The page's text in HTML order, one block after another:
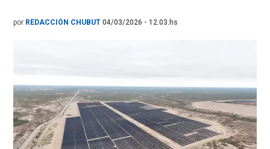
por REDACCIÓN CHUBUT 04/03/2026 - 12.03.hs